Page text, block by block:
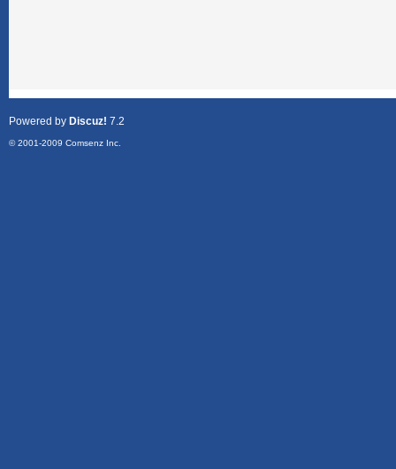
Powered by Discuz! 7.2
© 2001-2009 Comsenz Inc.